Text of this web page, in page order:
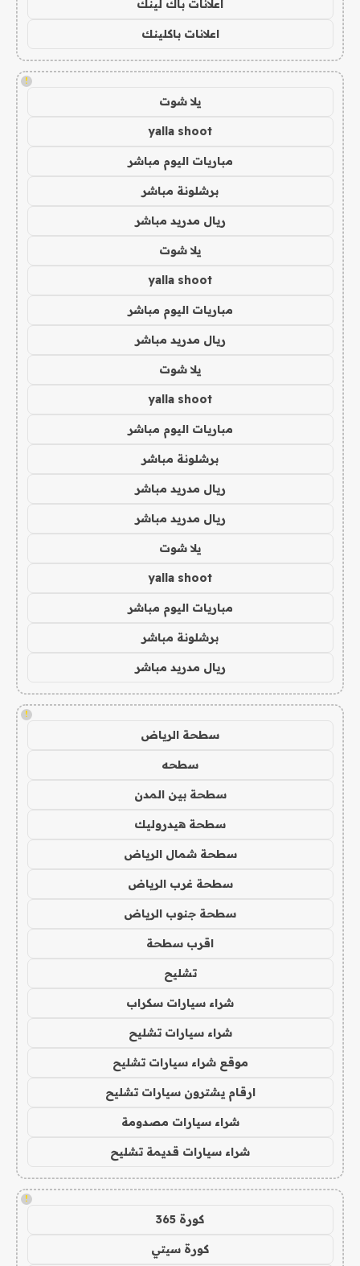
اعلانات باك لينك
اعلانات باكلينك
!
يلا شوت
yalla shoot
مباريات اليوم مباشر
برشلونة مباشر
ريال مدريد مباشر
يلا شوت
yalla shoot
مباريات اليوم مباشر
ريال مدريد مباشر
يلا شوت
yalla shoot
مباريات اليوم مباشر
برشلونة مباشر
ريال مدريد مباشر
ريال مدريد مباشر
يلا شوت
yalla shoot
مباريات اليوم مباشر
برشلونة مباشر
ريال مدريد مباشر
!
سطحة الرياض
سطحه
سطحة بين المدن
سطحة هيدروليك
سطحة شمال الرياض
سطحة غرب الرياض
سطحة جنوب الرياض
اقرب سطحة
تشليح
شراء سيارات سكراب
شراء سيارات تشليح
موقع شراء سيارات تشليح
ارقام يشترون سيارات تشليح
شراء سيارات مصدومة
شراء سيارات قديمة تشليح
!
كورة 365
كورة سيتي